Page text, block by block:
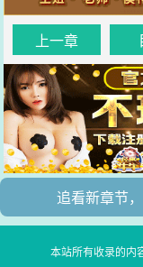
上一章
追看新章节
本站所有收录的内